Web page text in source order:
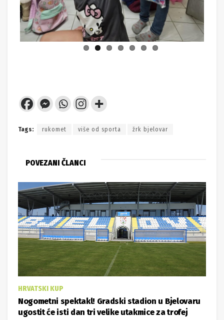
Tags: rukomet više od sporta žrk bjelovar
POVEZANI ČLANCI
HRVATSKI KUP
Nogometni spektakl! Gradski stadion u Bjelovaru
ugostit će isti dan tri velike utakmice za trofej